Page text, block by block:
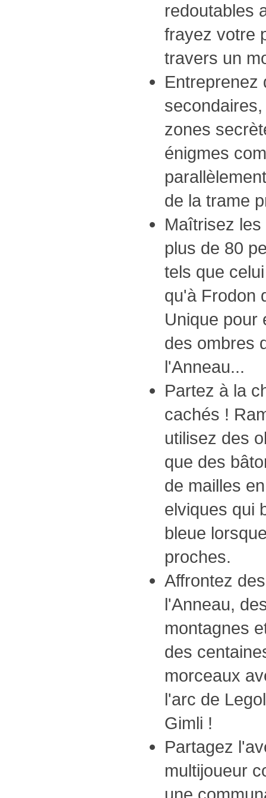
redoutables
frayez votre
travers un
Entreprenez
zones
énigmes
de la trame
Maîtrisez
plus de 80
tels que
qu'à Frodon
Unique pour
des ombres
l'Anneau...
Partez à la
cachés !
utilisez des
que des
de mailles
elviques qui
bleue
proches.
Affrontez
l'Anneau,
montagnes
des
morceaux
l'arc de
Gimli !
Partagez
multijoueur